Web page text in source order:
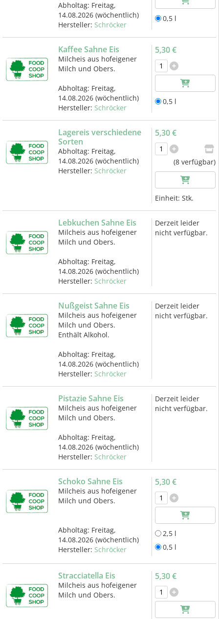
Abholtag: Freitag,
14.08.2026(wöchentlich)
Hersteller: Schröcker
0,5 l
Kaffee Sahne Eis
Milcheis aus hofeigener
Milch und Obers.
Abholtag: Freitag,
14.08.2026(wöchentlich)
Hersteller: Schröcker
5,30 €
0,5 l
Lagereis verschiedene
Sorten
Abholtag: Freitag,
14.08.2026(wöchentlich)
Hersteller: Schröcker
5,30 €
(8 verfügbar)
Einheit: Stk.
Lebkuchen Sahne Eis
Milcheis aus hofeigener
Milch und Obers.
Abholtag: Freitag,
14.08.2026(wöchentlich)
Hersteller: Schröcker
Derzeit leider
nicht verfügbar.
Nußgeist Sahne Eis
Milcheis aus hofeigener
Milch und Obers.
Enthält Alkohol.
Abholtag: Freitag,
14.08.2026(wöchentlich)
Hersteller: Schröcker
Derzeit leider
nicht verfügbar.
Pistazie Sahne Eis
Milcheis aus hofeigener
Milch und Obers.
Abholtag: Freitag,
14.08.2026(wöchentlich)
Hersteller: Schröcker
Derzeit leider
nicht verfügbar.
Schoko Sahne Eis
Milcheis aus hofeigener
Milch und Obers.
Abholtag: Freitag,
14.08.2026(wöchentlich)
Hersteller: Schröcker
5,30 €
2,5 l
0,5 l
Stracciatella Eis
Milcheis aus hofeigener
Milch und Obers.
5,30 €